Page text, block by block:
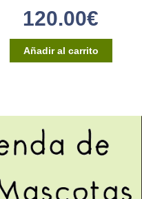
120.00€
Añadir al carrito